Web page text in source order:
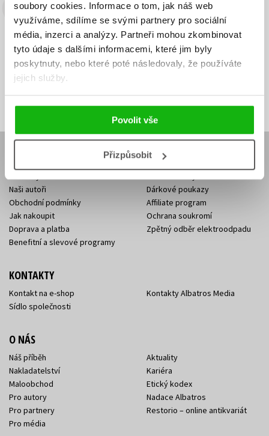
soubory cookies. Informace o tom, jak náš web
využíváme, sdílíme se svými partnery pro sociální
média, inzerci a analýzy. Partneři mohou zkombinovat
tyto údaje s dalšími informacemi, které jim byly
poskytnuty, nebo které poté následovaly, že používáte
jejich služby.
Povolit vše
Přizpůsobit
Budete to vědět jako první!
Zajímá Vás, jaký knižní hit právě vychází, na jaké zboží je výhodná
sleva, jaká běží soutěž o ceny? Přihlášením k odběru našich e-
mailových novineksouhlasíte se zpracováním osobních údajů.
Vaše e-
mailová
Vaše e-
mailová
Vaše e-mailová adresa Přihlásit se
Naši autoři
Obchodní podmínky
Jak nakoupit
Doprava a platba
Benefitní a slevové programy
Dárkové poukazy
Affiliate program
Ochrana soukromí
Zpětný odběr elektroodpadu
KONTAKTY
Kontakt na e-shop
Sídlo společnosti
Kontakty Albatros Media
O NÁS
Náš příběh
Nakladatelství
Maloobchod
Pro autory
Pro partnery
Pro média
Aktuality
Kariéra
Etický kodex
Nadace Albatros
Restorio – online antikvariát